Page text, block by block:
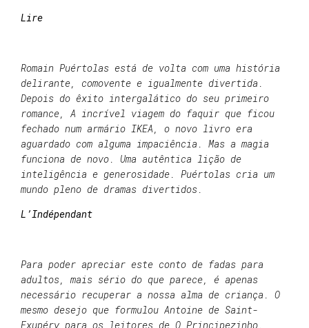
Lire
Romain Puértolas está de volta com uma história
delirante, comovente e igualmente divertida.
Depois do êxito intergalático do seu primeiro
romance, A incrível viagem do faquir que ficou
fechado num armário IKEA, o novo livro era
aguardado com alguma impaciência. Mas a magia
funciona de novo. Uma autêntica lição de
inteligência e generosidade. Puértolas cria um
mundo pleno de dramas divertidos.
L’Indépendant
Para poder apreciar este conto de fadas para
adultos, mais sério do que parece, é apenas
necessário recuperar a nossa alma de criança. O
mesmo desejo que formulou Antoine de Saint-
Exupéry para os leitores de O Principezinho.